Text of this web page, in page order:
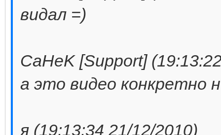
видал =)
CaHeK [Support]
а это видео конкретно
я (19:13:34 21/12/2010)